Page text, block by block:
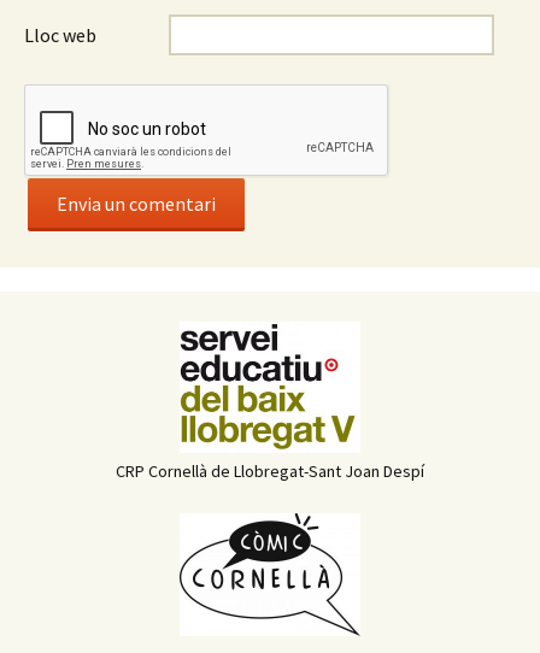
Lloc web
CRP Cornellà de Llobregat-Sant Joan Despí